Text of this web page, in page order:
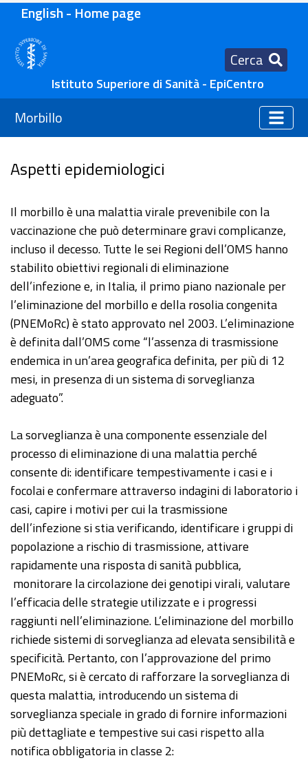
English - Home page
Cerca
Istituto Superiore di Sanità - EpiCentro
Morbillo
Aspetti epidemiologici
Il morbillo è una malattia virale prevenibile con la
vaccinazione che può determinare gravi complicanze,
incluso il decesso. Tutte le sei Regioni dell’OMS hanno
stabilito obiettivi regionali di eliminazione
dell’infezione e, in Italia, il primo piano nazionale per
l’eliminazione del morbillo e della rosolia congenita
(PNEMoRc) è stato approvato nel 2003. L’eliminazione
è definita dall’OMS come “l’assenza di trasmissione
endemica in un’area geografica definita, per più di 12
mesi, in presenza di un sistema di sorveglianza
adeguato”.
La sorveglianza è una componente essenziale del
processo di eliminazione di una malattia perché
consente di: identificare tempestivamente i casi e i
focolai e confermare attraverso indagini di laboratorio i
casi, capire i motivi per cui la trasmissione
dell’infezione si stia verificando, identificare i gruppi di
popolazione a rischio di trasmissione, attivare
rapidamente una risposta di sanità pubblica,
monitorare la circolazione dei genotipi virali, valutare
l’efficacia delle strategie utilizzate e i progressi
raggiunti nell’eliminazione. L’eliminazione del morbillo
richiede sistemi di sorveglianza ad elevata sensibilità e
specificità. Pertanto, con l’approvazione del primo
PNEMoRc, si è cercato di rafforzare la sorveglianza di
questa malattia, introducendo un sistema di
sorveglianza speciale in grado di fornire informazioni
più dettagliate e tempestive sui casi rispetto alla
notifica obbligatoria in classe 2: